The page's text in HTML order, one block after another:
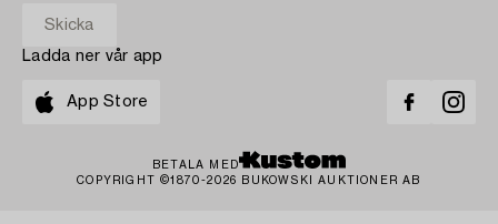
Ladda ner vår app
App Store
BETALA MED
COPYRIGHT ©1870-2026 BUKOWSKI AUKTIONER AB